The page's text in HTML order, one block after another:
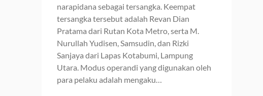
narapidana sebagai tersangka. Keempat
tersangka tersebut adalah Revan Dian
Pratama dari Rutan Kota Metro, serta M.
Nurullah Yudisen, Samsudin, dan Rizki
Sanjaya dari Lapas Kotabumi, Lampung
Utara. Modus operandi yang digunakan oleh
para pelaku adalah mengaku…